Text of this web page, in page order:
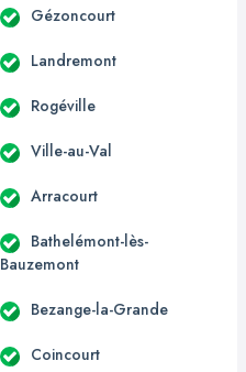
Gézoncourt
Landremont
Rogéville
Ville-au-Val
Arracourt
Bathelémont-lès-
Bauzemont
Bezange-la-Grande
Coincourt